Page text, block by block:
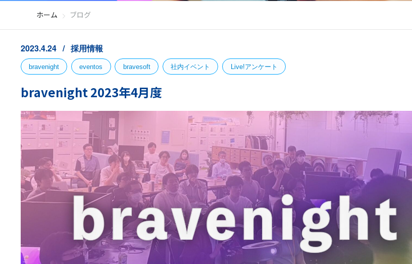
ホーム ブログ
2023.4.24 採用情報
bravenight eventos bravesoft 社内イベント Live!アンケート
bravenight 2023年4月度